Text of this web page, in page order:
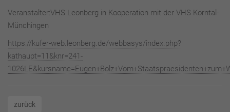
Veranstalter:VHS Leonberg in Kooperation mit der VHS Korntal-
Münchingen
https://kufer-web.leonberg.de/webbasys/index.php?
kathaupt=11&knr=241-
zurück